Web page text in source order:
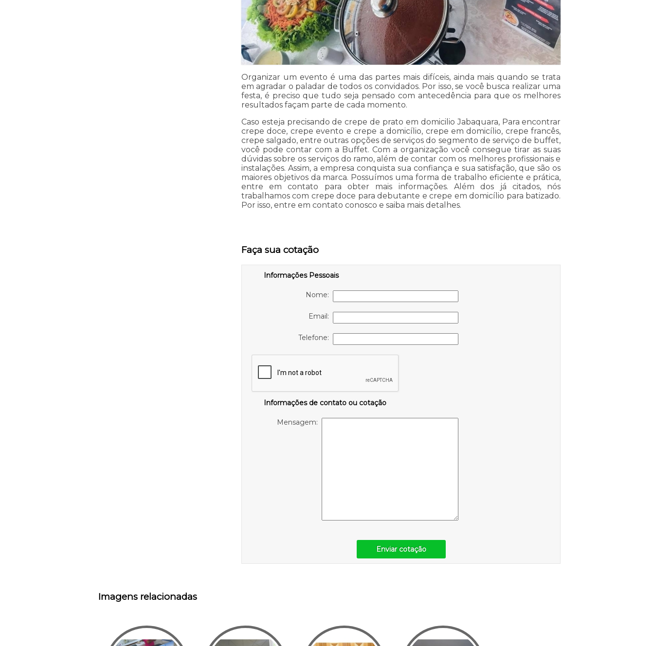
Organizar um evento é uma das partes mais difíceis, ainda mais quando se trata
em agradar o paladar de todos os convidados. Por isso, se você busca realizar uma
festa, é preciso que tudo seja pensado com antecedência para que os melhores
resultados façam parte de cada momento.
Caso esteja precisando de crepe de prato em domicilio Jabaquara, Para encontrar
crepe doce, crepe evento e crepe a domicílio, crepe em domicílio, crepe francês,
crepe salgado, entre outras opções de serviços do segmento de serviço de buffet,
você pode contar com a Buffet. Com a organização você consegue tirar as suas
dúvidas sobre os serviços do ramo, além de contar com os melhores profissionais e
instalações. Assim, a empresa conquista sua confiança e sua satisfação, que são os
maiores objetivos da marca. Possuímos uma forma de trabalho eficiente e prática,
entre em contato para obter mais informações. Além dos já citados, nós
trabalhamos com crepe doce para debutante e crepe em domicílio para batizado.
Por isso, entre em contato conosco e saiba mais detalhes.
Faça sua cotação
Informações Pessoais
Nome:
Email:
Telefone:
Informações de contato ou cotação
Mensagem:
Enviar cotação
Imagens relacionadas